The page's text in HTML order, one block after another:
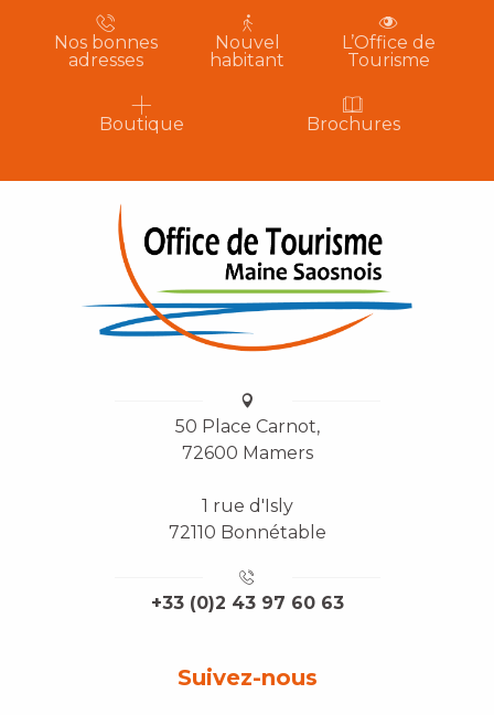
Nos bonnes
adresses
Nouvel
habitant
L’Office de
Tourisme
Boutique Brochures
50 Place Carnot,
72600 Mamers
1 rue d'Isly
72110 Bonnétable
+33 (0)2 43 97 60 63
Suivez-nous